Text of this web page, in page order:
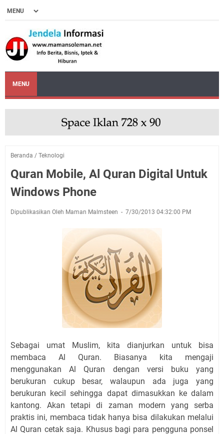
MENU
Beranda / Teknologi
Quran Mobile, Al Quran Digital Untuk
Windows Phone
Dipublikasikan Oleh Maman Malmsteen 7/30/2013 04:32:00 PM
Sebagai umat Muslim, kita dianjurkan untuk bisa
membaca Al Quran. Biasanya kita mengaji
menggunakan Al Quran dengan versi buku yang
berukuran cukup besar, walaupun ada juga yang
berukuran kecil sehingga dapat dimasukkan ke dalam
kantong. Akan tetapi di zaman modern yang serba
praktis ini, membaca tidak hanya bisa dilakukan melalui
Al Quran cetak saja. Khusus bagi para pengguna ponsel